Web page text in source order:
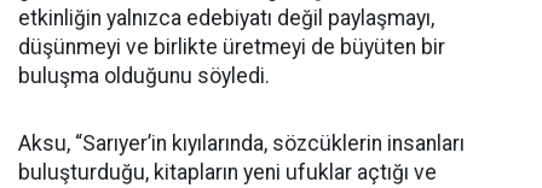
etkinliğin yalnızca edebiyatı değil paylaşmayı,
düşünmeyi ve birlikte üretmeyi de büyüten bir
buluşma olduğunu söyledi.
Aksu, “Sarıyer’in kıyılarında, sözcüklerin insanları
buluşturduğu, kitapların yeni ufuklar açtığı ve